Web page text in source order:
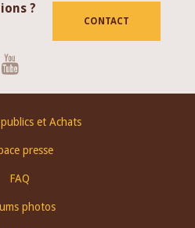
?
CONTACT
et Achats
presse
FAQ
photos